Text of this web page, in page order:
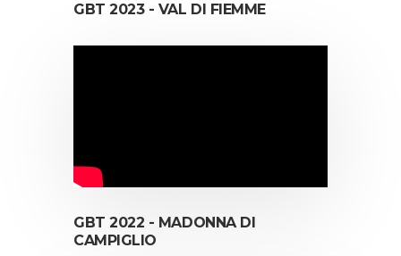
GBT 2023 - VAL DI FIEMME
GBT 2022 - MADONNA DI
CAMPIGLIO